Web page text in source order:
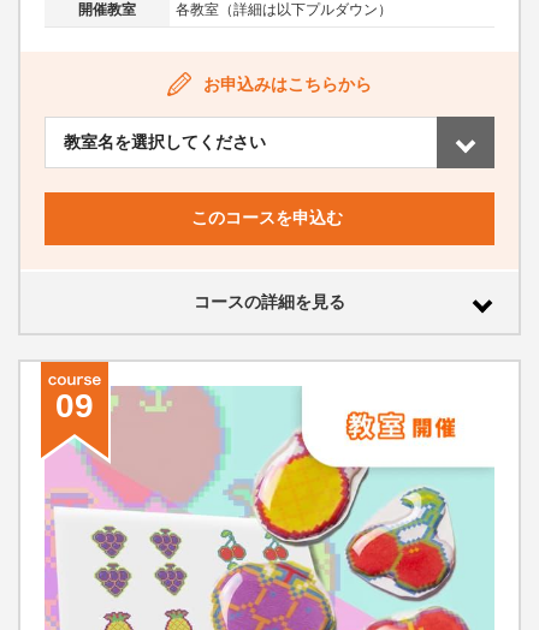
開催教室 各教室（詳細は以下プルダウン）
お申込みはこちらから
このコースを申込む
コースの詳細を見る
09